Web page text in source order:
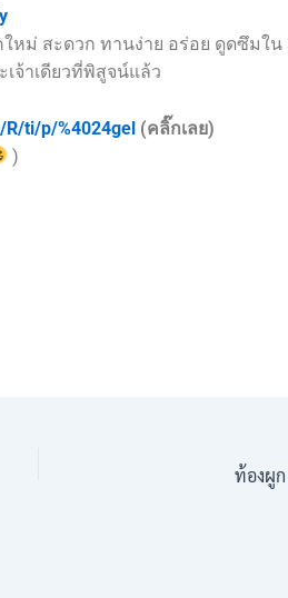
หม่ สะดวก ทานง่าย อร่อย ดูดซึมใน
จ้าเดียวที่พิสูจน์แล้ว
ti/p/%4024gel (คลิ๊กเลย)
)
ท้องผู